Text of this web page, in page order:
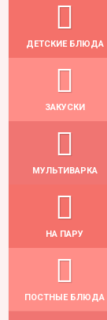
ДЕТСКИЕ БЛЮДА
ЗАКУСКИ
МУЛЬТИВАРКА
НА ПАРУ
ПОСТНЫЕ БЛЮДА